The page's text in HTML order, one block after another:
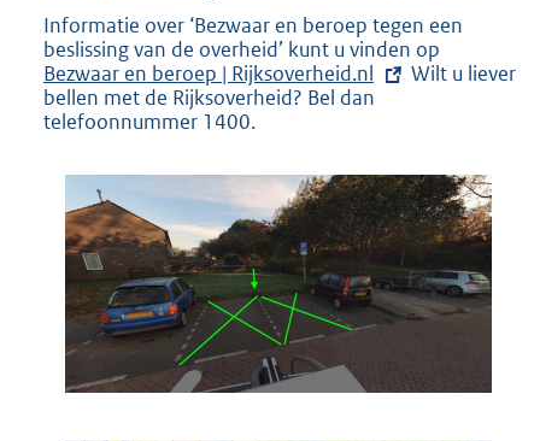
e
r
n
e
l
n
k
:
Informatie over ‘Bezwaar en beroep tegen een
beslissing van de overheid’ kunt u vinden op
x
n
e
l
i
n
k
:
Bezwaar en beroep | Rijksoverheid.nl
Wilt u liever
bellen met de Rijksoverheid? Bel dan
telefoonnummer 1400.